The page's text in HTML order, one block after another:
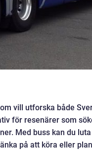
vill utforska både
för resenärer som
Med buss kan du
på att köra eller